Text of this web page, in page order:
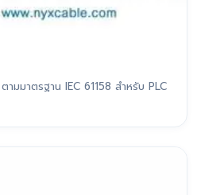
มมาตรฐาน IEC 61158 สำหรับ PLC